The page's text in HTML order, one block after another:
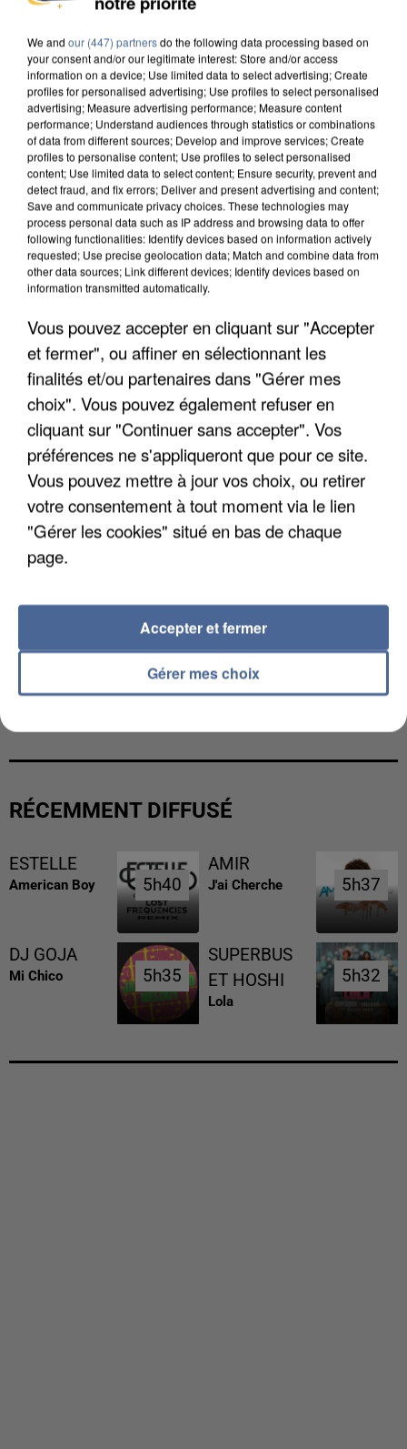
MAFIA INTERPELLÉ EN ALGÉRIE
UN SECOND CADRE DE LA DZ MAFIA
INTERPELLÉ EN ALGÉRIE
UNE TOURISTE DE L’OISE EMPORTÉE PAR UNE
RÉCEMMENT DIFFUSÉ
ESTELLE
American Boy 5h40
5h40
AMIR
J'ai Cherche 5h37
5h37
DJ GOJA
Mi Chico 5h35
5h35
SUPERBUS
ET HOSHI
Lola
5h32
5h32
We and our (447) partnersdo the following data processing based on
your consent and/or our legitimate interest: Store and/or access
information on a device; Use limited data to select advertising; Create
profiles for personalised advertising; Use profiles to select personalised
advertising; Measure advertising performance; Measure content
performance; Understand audiences through statistics or combinations
of data from different sources; Develop and improve services; Create
profiles to personalise content; Use profiles to select personalised
content; Use limited data to select content; Ensure security, prevent and
detect fraud, and fix errors; Deliver and present advertising and content;
Save and communicate privacy choices. These technologies may
process personal data such as IP address and browsing data to offer
following functionalities: Identify devices based on information actively
requested; Use precise geolocation data; Match and combine data from
other data sources; Link different devices; Identify devices based on
information transmitted automatically.
Vous pouvez accepter en cliquant sur "Accepter
et fermer", ou affiner en sélectionnant les
finalités et/ou partenaires dans "Gérer mes
choix". Vous pouvez également refuser en
cliquant sur "Continuer sans accepter". Vos
préférences ne s'appliqueront que pour ce site.
Vous pouvez mettre à jour vos choix, ou retirer
votre consentement à tout moment via le lien
"Gérer les cookies" situé en bas de chaque
page.
Gérer mes choix
Accepter et fermer